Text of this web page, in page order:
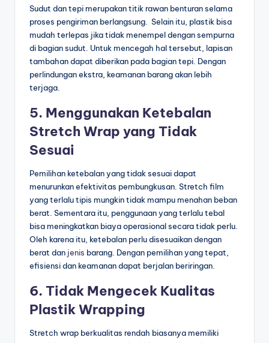
Sudut dan tepi merupakan titik rawan benturan selama
proses pengiriman berlangsung. Selain itu, plastik bisa
mudah terlepas jika tidak menempel dengan sempurna
di bagian sudut. Untuk mencegah hal tersebut, lapisan
tambahan dapat diberikan pada bagian tepi. Dengan
perlindungan ekstra, keamanan barang akan lebih
terjaga.
5. Menggunakan Ketebalan
Stretch Wrap yang Tidak
Sesuai
Pemilihan ketebalan yang tidak sesuai dapat
menurunkan efektivitas pembungkusan. Stretch film
yang terlalu tipis mungkin tidak mampu menahan beban
berat. Sementara itu, penggunaan yang terlalu tebal
bisa meningkatkan biaya operasional secara tidak perlu.
Oleh karena itu, ketebalan perlu disesuaikan dengan
berat dan jenis barang. Dengan pemilihan yang tepat,
efisiensi dan keamanan dapat berjalan beriringan.
6. Tidak Mengecek Kualitas
Plastik Wrapping
Stretch wrap berkualitas rendah biasanya memiliki